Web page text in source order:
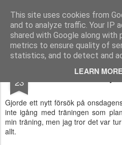
This site uses cookies from
and to analyze traffic. Your IP
shared with Google along with
metrics to ensure quality of
statistics, and to detect and
LEARN MORE
Pages
23 Nytt
Gjorde ett nytt försök på
inte igång med träningen som
min träning, men jag tror det var
allt.